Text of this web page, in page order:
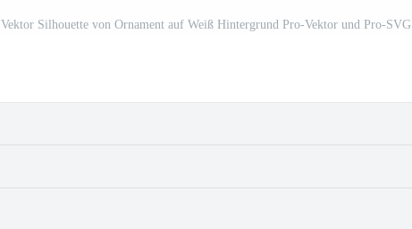
Vektor Silhouette von Ornament auf Weiß Hintergrund Pro-Vektor und Pro-SVG